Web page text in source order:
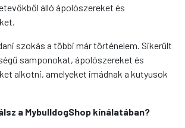
álló ápolószereket és
szokás a többi már történelem. Sikerült
samponokat, ápolószereket és
alkotni, amelyeket imádnak a kutyusok
a MybulldogShop kínálatában?